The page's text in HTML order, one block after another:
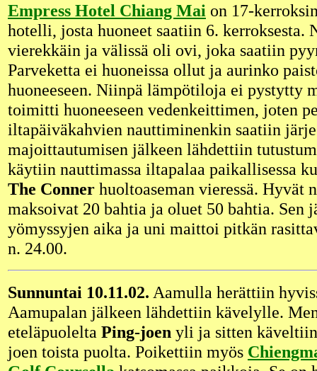
Empress Hotel Chiang Mai on 17-
hotelli, josta huoneet saatiin 6. kerroksesta.
vierekkäin ja välissä oli ovi, joka saatiin
Parveketta ei huoneissa ollut ja aurinko
huoneeseen. Niinpä lämpötiloja ei pystytty
toimitti huoneeseen vedenkeittimen, joten
iltapäiväkahvien nauttiminenkin saatiin
majoittautumisen jälkeen lähdettiin
käytiin nauttimassa iltapalaa paikallisessa
The Conner huoltoaseman vieressä. Hyvät
maksoivat 20 bahtia ja oluet 50 bahtia. Sen
yömyssyjen aika ja uni maittoi pitkän
n. 24.00.
Sunnuntai 10.11.02. Aamulla herättiin
Aamupalan jälkeen lähdettiin kävelylle.
eteläpuolelta Ping-joen yli ja sitten
joen toista puolta. Poikettiin myös